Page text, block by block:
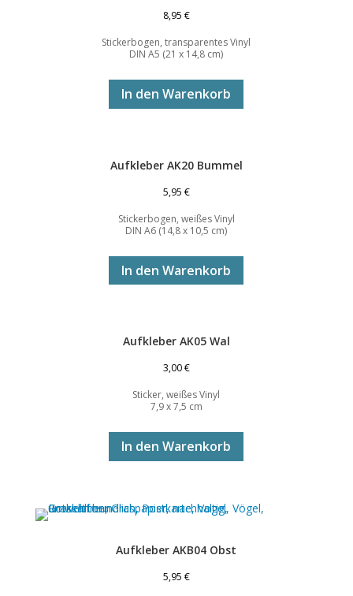
8,95 €
Stickerbogen, transparentes Vinyl
DIN A5 (21 x 14,8 cm)
In den Warenkorb
Aufkleber AK20 Bummel
5,95 €
Stickerbogen, weißes Vinyl
DIN A6 (14,8 x 10,5 cm)
In den Warenkorb
Aufkleber AK05 Wal
3,00€
Sticker, weißes Vinyl
7,9 x 7,5 cm
In den Warenkorb
Aufkleber AKB04 Obst
5,95 €